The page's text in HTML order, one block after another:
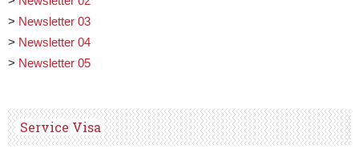
> Newsletter 03
> Newsletter 04
> Newsletter 05
Service Visa